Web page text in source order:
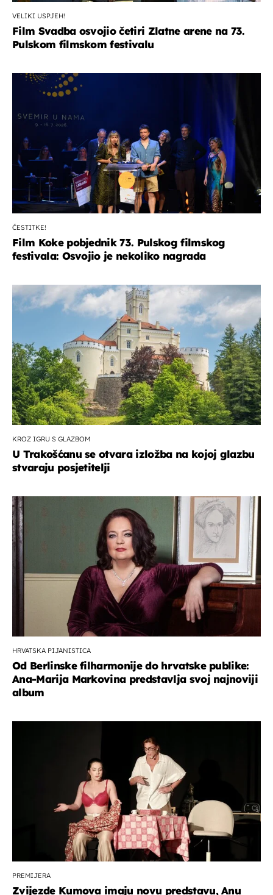
VELIKI USPJEH!
Film Svadba osvojio četiri Zlatne arene na 73.
Pulskom filmskom festivalu
ČESTITKE!
Film Koke pobjednik 73. Pulskog filmskog
festivala: Osvojio je nekoliko nagrada
KROZ IGRU S GLAZBOM
U Trakošćanu se otvara izložba na kojoj glazbu
stvaraju posjetitelji
HRVATSKA PIJANISTICA
Od Berlinske filharmonije do hrvatske publike:
Ana-Marija Markovina predstavlja svoj najnoviji
album
PREMIJERA
Zvijezde Kumova imaju novu predstavu, Anu